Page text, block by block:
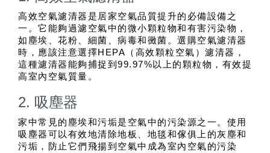
高效空氣濾清器是居家空氣品質提升的必備設備之
一。它能夠過濾空氣中的微小顆粒物和有害污染物，
如塵埃、花粉、細菌、病毒和黴菌。選購空氣濾清器
時，應該注意選擇HEPA（高效顆粒空氣）濾清器，
這種濾清器能夠捕捉到99.97%以上的顆粒物，有效提
高室內空氣質量。
2. 吸塵器
家中常見的塵埃和污垢是空氣中的污染源之一。使用
吸塵器可以有效地清除地板、地毯和傢俱上的灰塵和
污垢，防止它們飛揚到空氣中成為室內空氣的污染